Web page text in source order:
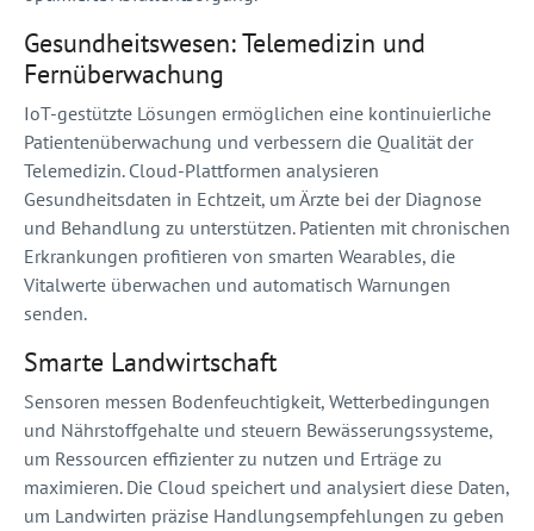
Gesundheitswesen: Telemedizin und
Fernüberwachung
IoT-gestützte Lösungen ermöglichen eine kontinuierliche
Patientenüberwachung und verbessern die Qualität der
Telemedizin. Cloud-Plattformen analysieren
Gesundheitsdaten in Echtzeit, um Ärzte bei der Diagnose
und Behandlung zu unterstützen. Patienten mit chronischen
Erkrankungen profitieren von smarten Wearables, die
Vitalwerte überwachen und automatisch Warnungen
senden.
Smarte Landwirtschaft
Sensoren messen Bodenfeuchtigkeit, Wetterbedingungen
und Nährstoffgehalte und steuern Bewässerungssysteme,
um Ressourcen effizienter zu nutzen und Erträge zu
maximieren. Die Cloud speichert und analysiert diese Daten,
um Landwirten präzise Handlungsempfehlungen zu geben